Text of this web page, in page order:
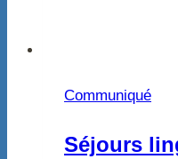
Communiqué
Séjours